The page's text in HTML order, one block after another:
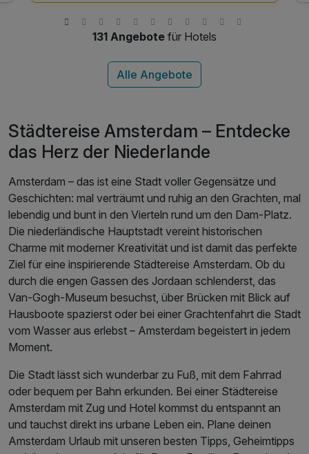
inkl. Kaffee und Teezubereitung im Zimmer
131 Angebote für Hotels
Städtereise Amsterdam – Entdecke
das Herz der Niederlande
Amsterdam – das ist eine Stadt voller Gegensätze und
Geschichten: mal verträumt und ruhig an den Grachten, mal
lebendig und bunt in den Vierteln rund um den Dam-Platz.
Die niederländische Hauptstadt vereint historischen
Charme mit moderner Kreativität und ist damit das perfekte
Ziel für eine inspirierende Städtereise Amsterdam. Ob du
durch die engen Gassen des Jordaan schlenderst, das
Van-Gogh-Museum besuchst, über Brücken mit Blick auf
Hausboote spazierst oder bei einer Grachtenfahrt die Stadt
vom Wasser aus erlebst – Amsterdam begeistert in jedem
Moment.
Die Stadt lässt sich wunderbar zu Fuß, mit dem Fahrrad
oder bequem per Bahn erkunden. Bei einer Städtereise
Amsterdam mit Zug und Hotel kommst du entspannt an
und tauchst direkt ins urbane Leben ein. Plane deinen
Amsterdam Urlaub mit unseren besten Tipps, Geheimtipps